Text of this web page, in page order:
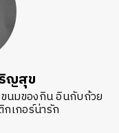
ญสุข
นมของกิน อินกับถ้วย
เกอร์น่ารัก